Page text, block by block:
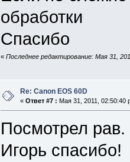
обработки
Спасибо
«Последнее редактирование: Мая 31,
Re: Canon EOS 60D
« Ответ #7 : Мая 31, 2011, 02:50:40
Посмотрел рав.
Игорь спасибо!